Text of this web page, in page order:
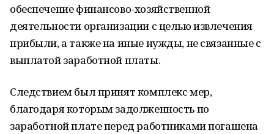
обеспечение финансово-хозяйственной
деятельности организации с целью извлечения
прибыли, а также на иные нужды, не связанные с
выплатой заработной платы.
Следствием был принят комплекс мер,
благодаря которым задолженность по
заработной плате перед работниками погашена